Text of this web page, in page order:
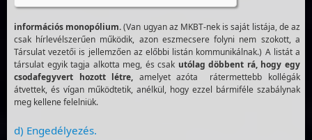
információs monopólium.(Van ugyan az MKBT-nek is saját listája, de az
csak hírlevélszerűen működik, azon eszmecsere folyni nem szokott, a
Társulat vezetői is jellemzően az előbbi listán kommunikálnak.) A listát a
társulat egyik tagja alkotta meg, és csak utólag döbbent rá, hogy egy
csodafegyvert hozott létre, amelyet azóta rátermettebb kollégák
átvettek, és vígan működtetik, anélkül, hogy ezzel bármiféle szabálynak
meg kellene felelniük.
d) Engedélyezés.